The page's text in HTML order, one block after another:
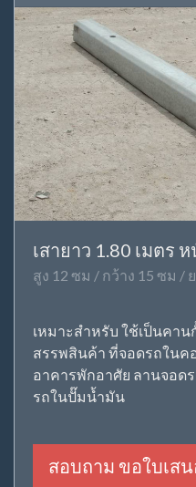
เสายาว 1.80 เมตร
สูง 12 ซม / กว้าง 15 ซม /
เหมาะสำหรับ ใช้เป็นคา
สรรพสินค้า ที่จอดรถในค
อาคารพักอาศัย ลานจอด
รถในปั๊มน้ำมัน
สอบถาม ขอใบเส